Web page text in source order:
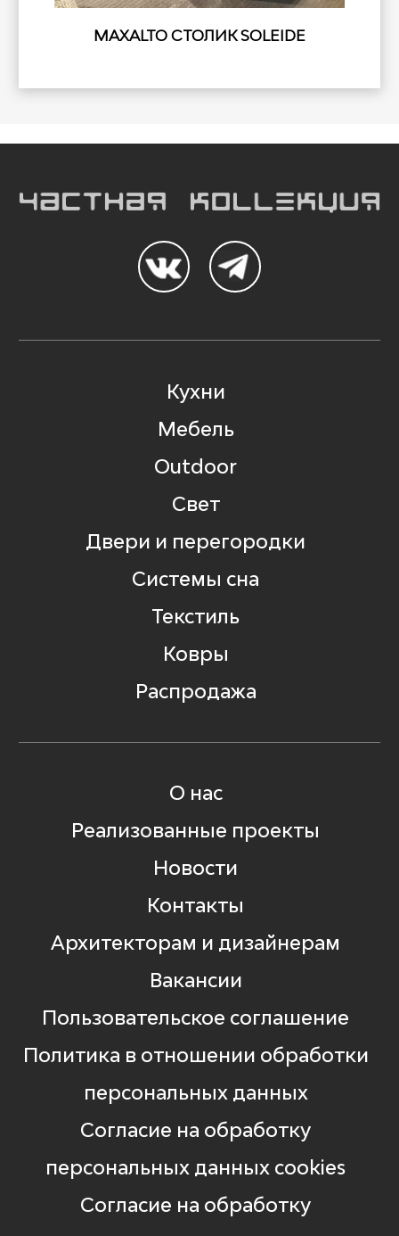
MAXALTO СТОЛИК SOLEIDE
Кухни
Мебель
Outdoor
Свет
Двери и перегородки
Системы сна
Текстиль
Ковры
Распродажа
О нас
Реализованные проекты
Новости
Контакты
Архитекторам и дизайнерам
Вакансии
Пользовательское соглашение
Политика в отношении обработки
персональных данных
Согласие на обработку
персональных данных cookies
Согласие на обработку